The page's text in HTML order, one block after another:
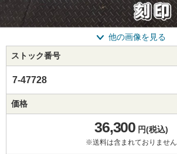
他の画像を見る
ストック番号
7-47728
価格
36,300円(税込)
※送料は含まれておりません